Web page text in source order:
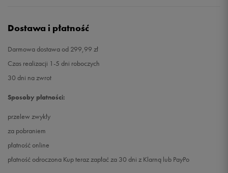
Dostawa i płatność
Darmowa dostawa od 299,99 zł
Czas realizacji 1-5 dni roboczych
30 dni na zwrot
Sposoby płatności:
przelew zwykły
za pobraniem
płatność online
płatność odroczona Kup teraz zapłać za 30 dni z Klarną lub PayPo